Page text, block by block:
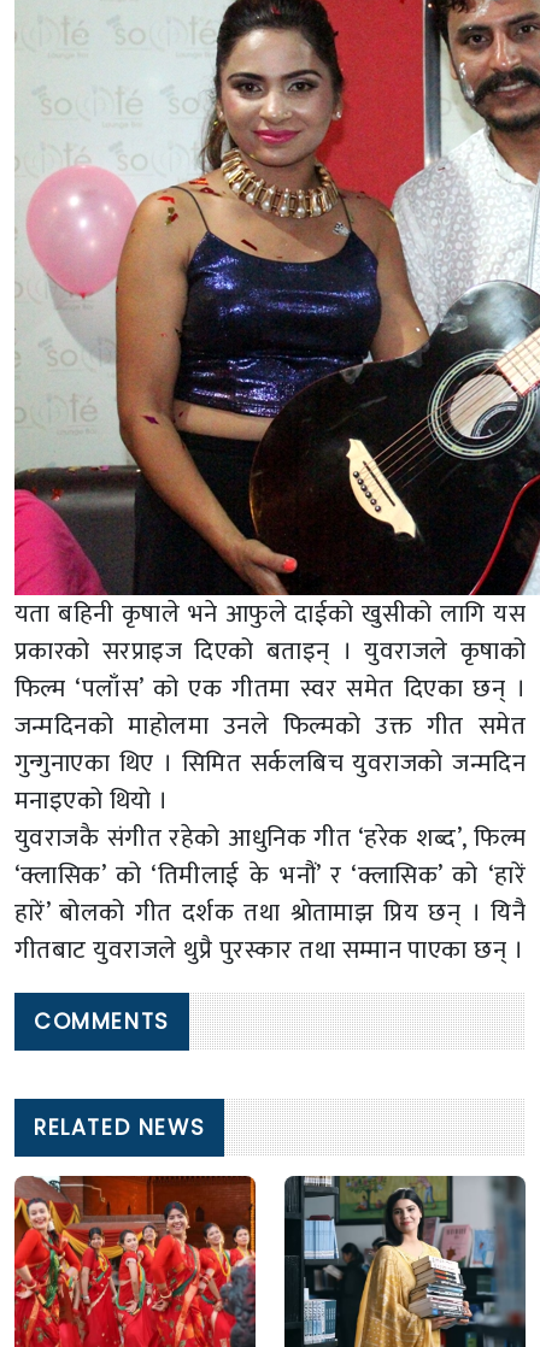
यता बहिनी कृषाले भने आफुले दाईको खुसीको लागि यस
प्रकारको सरप्राइज दिएको बताइन् । युवराजले कृषाको
फिल्म ‘पलाँस’ को एक गीतमा स्वर समेत दिएका छन् ।
जन्मदिनको माहोलमा उनले फिल्मको उक्त गीत समेत
गुन्गुनाएका थिए । सिमित सर्कलबिच युवराजको जन्मदिन
मनाइएको थियो ।
युवराजकै संगीत रहेको आधुनिक गीत ‘हरेक शब्द’, फिल्म
‘क्लासिक’ को ‘तिमीलाई के भनौं’ र ‘क्लासिक’ को ‘हारें
हारें’ बोलको गीत दर्शक तथा श्रोतामाझ प्रिय छन् । यिनै
गीतबाट युवराजले थुप्रै पुरस्कार तथा सम्मान पाएका छन् ।
COMMENTS
RELATED NEWS